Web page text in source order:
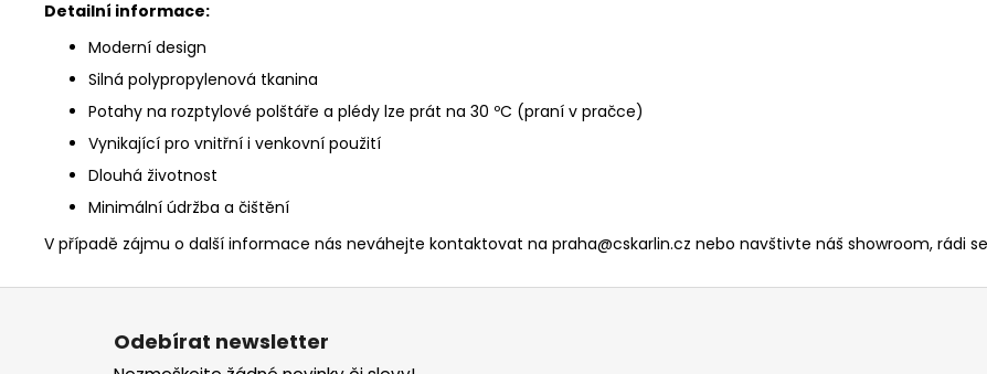
Detailní informace:
Moderní design
Silná polypropylenová tkanina
Potahy na rozptylové polštáře a plédy lze prát na 30 ºC (praní v pračce)
Vynikající pro vnitřní i venkovní použití
Dlouhá životnost
Minimální údržba a čištění
V případě zájmu o další informace nás neváhejte kontaktovat na praha@cskarlin.cz nebo navštivte náš showroom, rádi
Z
Odebírat newsletter